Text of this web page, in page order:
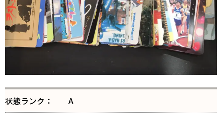
状態ランク：
A